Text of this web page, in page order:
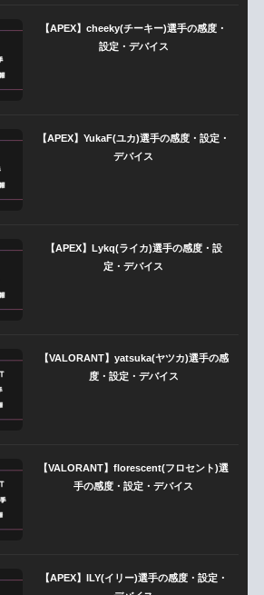
【APEX】cheeky(チーキー)選手の感度・
設定・デバイス
【APEX】YukaF(ユカ)選手の感度・設定・
デバイス
【APEX】Lykq(ライカ)選手の感度・設
定・デバイス
【VALORANT】yatsuka(ヤツカ)選手の感
度・設定・デバイス
【VALORANT】florescent(フロセント)選
手の感度・設定・デバイス
【APEX】ILY(イリー)選手の感度・設定・